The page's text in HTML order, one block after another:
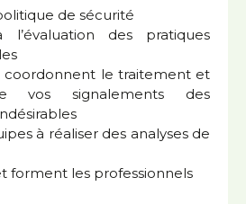
de sécurité
l’évaluation des pratiques
coordonnent le traitement et
vos signalements des
à réaliser des analyses de
forment les professionnels